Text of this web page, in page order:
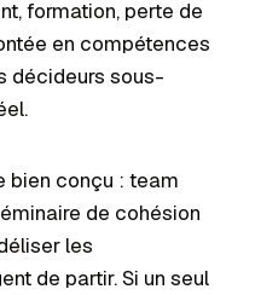
formation, perte de
en compétences
décideurs sous-
bien conçu : team
de cohésion
les
de partir. Si un seul